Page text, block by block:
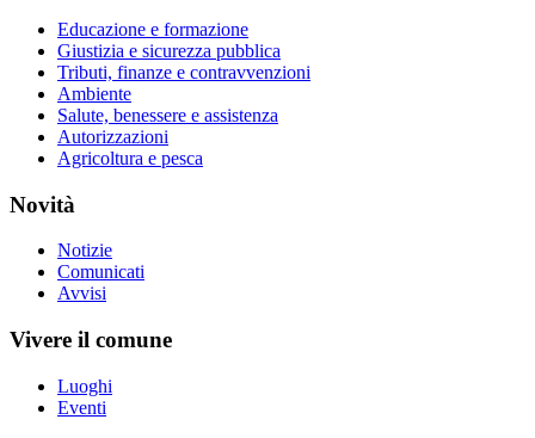
Educazione e formazione
Giustizia e sicurezza pubblica
Tributi, finanze e contravvenzioni
Ambiente
Salute, benessere e assistenza
Autorizzazioni
Agricoltura e pesca
Novità
Notizie
Comunicati
Avvisi
Vivere il comune
Luoghi
Eventi